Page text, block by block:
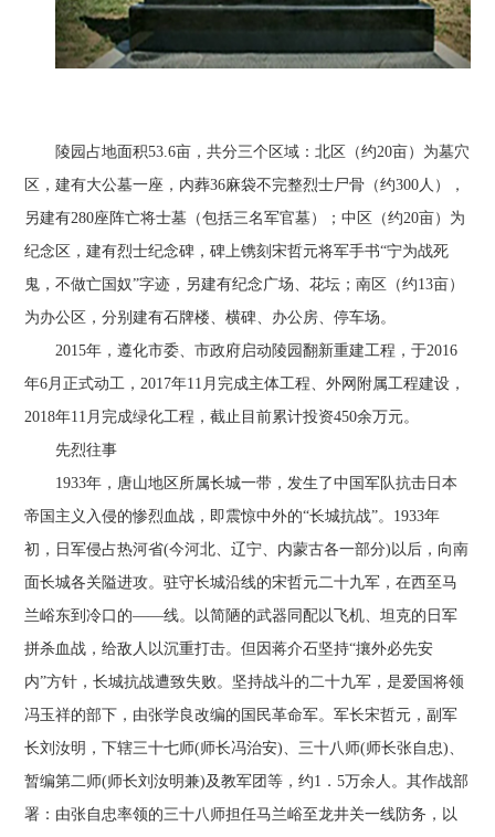
陵园占地面积53.6亩，共分三个区域：北区（约20亩）为墓穴
区，建有大公墓一座，内葬36麻袋不完整烈士尸骨（约300人），
另建有280座阵亡将士墓（包括三名军官墓）；中区（约20亩）为
纪念区，建有烈士纪念碑，碑上镌刻宋哲元将军手书“宁为战死
鬼，不做亡国奴”字迹，另建有纪念广场、花坛；南区（约13亩）
为办公区，分别建有石牌楼、横碑、办公房、停车场。
2015年，遵化市委、市政府启动陵园翻新重建工程，于2016
年6月正式动工，2017年11月完成主体工程、外网附属工程建设，
2018年11月完成绿化工程，截止目前累计投资450余万元。
先烈往事
1933年，唐山地区所属长城一带，发生了中国军队抗击日本
帝国主义入侵的惨烈血战，即震惊中外的“长城抗战”。1933年
初，日军侵占热河省(今河北、辽宁、内蒙古各一部分)以后，向南
面长城各关隘进攻。驻守长城沿线的宋哲元二十九军，在西至马
兰峪东到冷口的——线。以简陋的武器同配以飞机、坦克的日军
拼杀血战，给敌人以沉重打击。但因蒋介石坚持“攘外必先安
内”方针，长城抗战遭致失败。坚持战斗的二十九军，是爱国将领
冯玉祥的部下，由张学良改编的国民革命军。军长宋哲元，副军
长刘汝明，下辖三十七师(师长冯治安)、三十八师(师长张自忠)、
暂编第二师(师长刘汝明兼)及教军团等，约1．5万余人。其作战部
署：由张自忠率领的三十八师担任马兰峪至龙井关一线防务，以